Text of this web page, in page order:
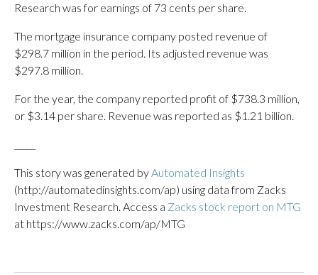
Research was for earnings of 73 cents per share.
The mortgage insurance company posted revenue of
$298.7 million in the period. Its adjusted revenue was
$297.8 million.
For the year, the company reported profit of $738.3 million,
or $3.14 per share. Revenue was reported as $1.21 billion.
This story was generated byAutomated Insights
(http://automatedinsights.com/ap) using data from Zacks
Investment Research. Access a Zacks stock report on MTG
at https://www.zacks.com/ap/MTG